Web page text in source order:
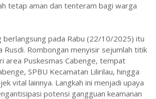
tetap aman dan tenteram bagi warga
berlangsung pada Rabu (22/10/2025) itu
Rusdi. Rombongan menyisir sejumlah titik
area Puskesmas Cabenge, tempat
SPBU Kecamatan Lilirilau, hingga
vital lainnya. Langkah ini menjadi upaya
potensi gangguan keamanan